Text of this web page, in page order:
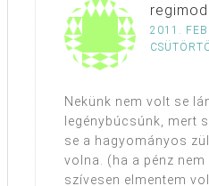
2011.
Nekünk nem volt se
legénybúcsúnk, mert
se a hagyományos
volna. (ha a pénz nem
szívesen elmentem